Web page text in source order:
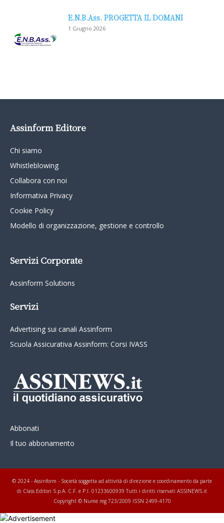
E.N.B.Ass. PROGETTA IL DOMANI
1 Giugno 2026
Assinform Editore
Chi siamo
Whistleblowing
Collabora con noi
Informativa Privacy
Cookie Policy
Modello di organizzazione, gestione e controllo
Servizi Corporate
Assinform Solutions
Servizi
Advertising sui canali Assinform
Scuola Assicurativa Assinform: Corsi IVASS
Abbonati
Il tuo abbonamento
© 2024 - Assinform - Società soggetta ad attività di direzione e coordinamento da parte
di Class Editori S.p.A. C.F. e P.I. 01233600939 Tutti i diritti riservati ASSINEWS.it
Copyright © Nume reg 723/2009 ISSN 2499-4170